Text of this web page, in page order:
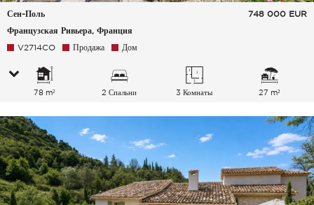
Сен-Поль
Французская Ривьера, Франция
748 000 EUR
V2714CO Продажа Дом
78 m² 2 Спальни 3 Комнаты 27 m²